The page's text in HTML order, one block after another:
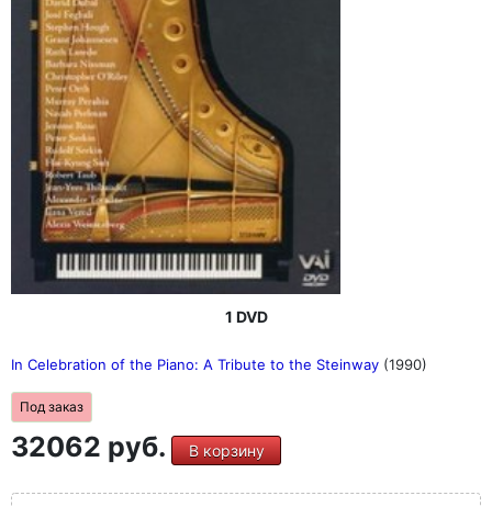
1 DVD
In Celebration of the Piano: A Tribute to the Steinway (1990)
Под заказ
32062 руб. В корзину